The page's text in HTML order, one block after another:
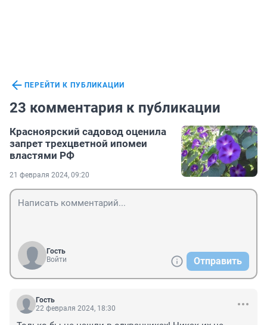
ПЕРЕЙТИ К ПУБЛИКАЦИИ
23 комментария к публикации
Красноярский садовод оценила
запрет трехцветной ипомеи
властями РФ
21 февраля 2024, 09:20
Гость
Войти
Отправить
Гость
22 февраля 2024, 18:30